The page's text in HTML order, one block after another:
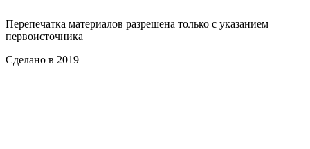
Перепечатка материалов разрешена только с указанием
первоисточника
Сделано в 2019